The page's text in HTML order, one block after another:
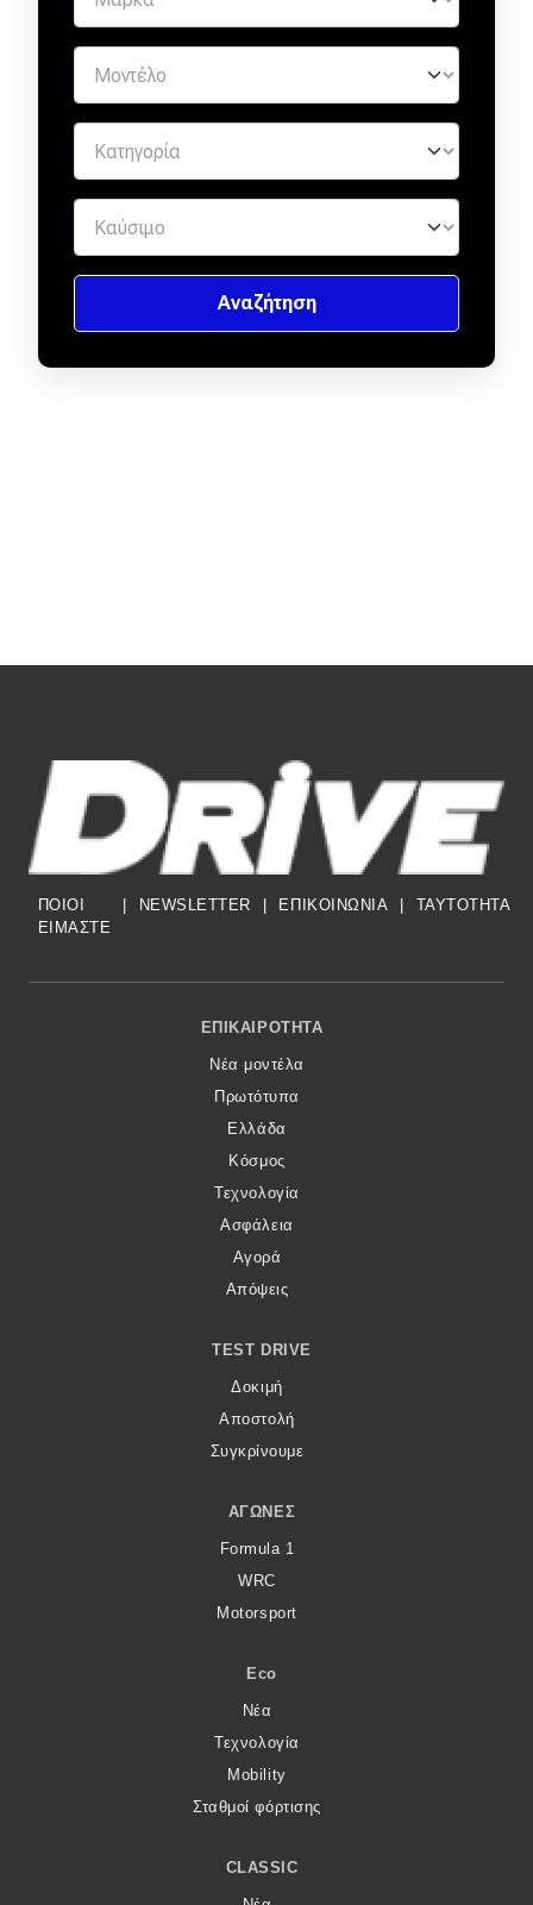
ΠΟΙΟΙ
ΕΙΜΑΣΤΕ
| NEWSLETTER | ΕΠΙΚΟΙΝΩΝΙΑ | TAYTOTHTA
Footer Menu
ΕΠΙΚΑΙΡΌΤΗΤΑ
Νέα μοντέλα
Πρωτότυπα
Ελλάδα
Κόσμος
Τεχνολογία
Ασφάλεια
Αγορά
Απόψεις
TEST DRIVE
Δοκιμή
Αποστολή
Συγκρίνουμε
ΑΓΏΝΕΣ
Formula 1
WRC
Motorsport
Eco
Νέα
Τεχνολογία
Mobility
Σταθμοί φόρτισης
CLASSIC